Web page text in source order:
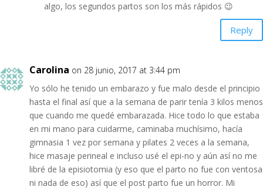
algo, los segundos partos son los más rápidos 😉
Reply
Carolina on 28 junio, 2017 at 3:44 pm
Yo sólo he tenido un embarazo y fue malo desde el principio
hasta el final así que a la semana de parir tenía 3 kilos menos
que cuando me quedé embarazada. Hice todo lo que estaba
en mi mano para cuidarme, caminaba muchísimo, hacía
gimnasia 1 vez por semana y pilates 2 veces a la semana,
hice masaje perineal e incluso usé el epi-no y aún así no me
libré de la episiotomia (y eso que el parto no fue con ventosa
ni nada de eso) así que el post parto fue un horror. Mi